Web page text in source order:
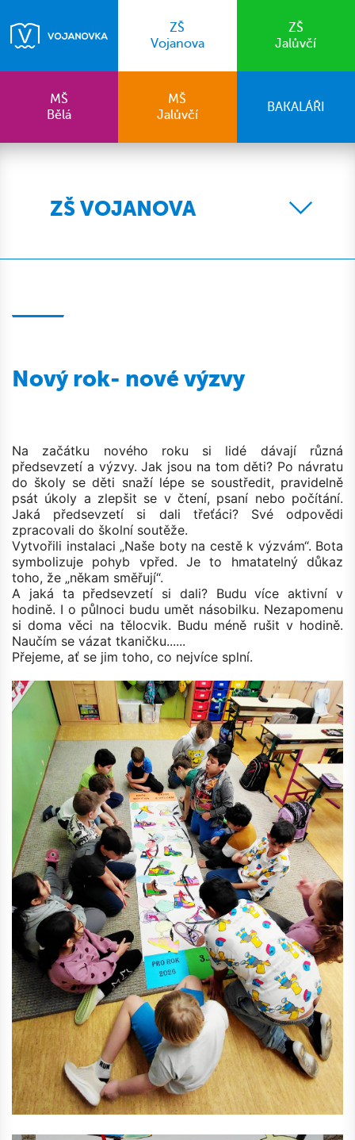
ZŠ
Vojanova
ZŠ
Jalůvčí
MŠ
Bělá
MŠ
Jalůvčí
BAKALÁŘI
ZŠ VOJANOVA
Nový rok- nové výzvy
Na začátku nového roku si lidé dávají různá
předsevzetí a výzvy. Jak jsou na tom děti? Po návratu
do školy se děti snaží lépe se soustředit, pravidelně
psát úkoly a zlepšit se v čtení, psaní nebo počítání.
Jaká předsevzetí si dali třeťáci? Své odpovědi
zpracovali do školní soutěže.
Vytvořili instalaci „Naše boty na cestě k výzvám“. Bota
symbolizuje pohyb vpřed. Je to hmatatelný důkaz
toho, že „někam směřují“.
A jaká ta předsevzetí si dali? Budu více aktivní v
hodině. I o půlnoci budu umět násobilku. Nezapomenu
si doma věci na tělocvik. Budu méně rušit v hodině.
Naučím se vázat tkaničku......
Přejeme, ať se jim toho, co nejvíce splní.